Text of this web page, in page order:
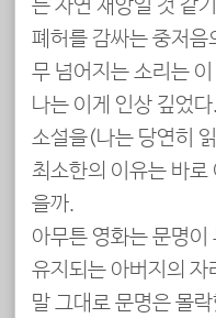
는 자연 재앙일 것 같
폐허를 감싸는 중저음
무 넘어지는 소리는
나는 이게 인상 깊었다.
소설을(나는 당연히
최소한의 이유는 바로
을까.
아무튼 영화는 문명이
유지되는 아버지의 자
말 그대로 문명은 몰